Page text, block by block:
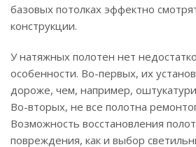
базовых потолках эффектно
конструкции.
У натяжных полотен нет
особенности. Во-первых, их
дороже, чем, например,
Во-вторых, не все полотна
Возможность восстановления
повреждения, как и выбор